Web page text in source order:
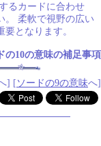
るカードに合わせ
。 柔軟で視野の広い
となります。
の10の意味の補足事項
] [ ソードの9の意味へ]